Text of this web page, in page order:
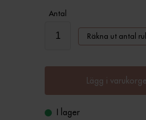
Antal
Räkna ut antal
Lägg i
I lager